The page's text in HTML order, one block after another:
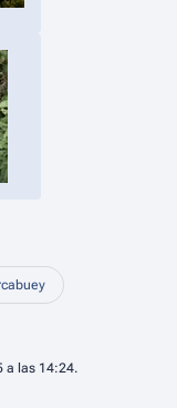
a las 14:24.